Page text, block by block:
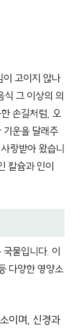
이 고이지 않나
식 그 이상의 의
손길처럼, 오
기운을 달래주
랑받아 왔습니
칼슘과 인이
물입니다. 이
다양한 영양소
이며, 신경과